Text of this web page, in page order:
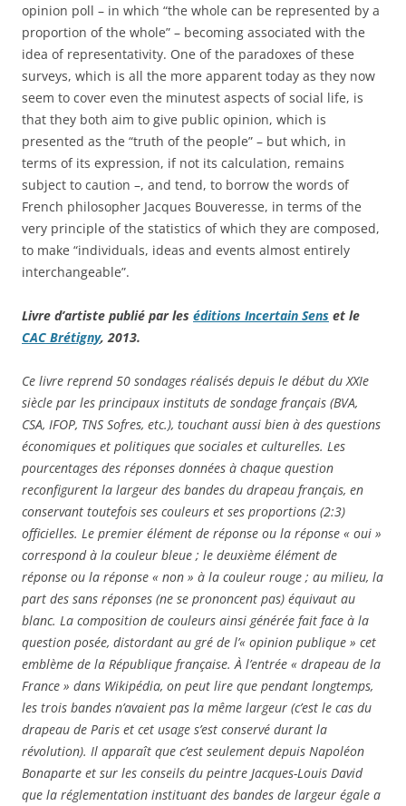
opinion poll – in which “the whole can be represented by a
proportion of the whole” – becoming associated with the
idea of representativity. One of the paradoxes of these
surveys, which is all the more apparent today as they now
seem to cover even the minutest aspects of social life, is
that they both aim to give public opinion, which is
presented as the “truth of the people” – but which, in
terms of its expression, if not its calculation, remains
subject to caution –, and tend, to borrow the words of
French philosopher Jacques Bouveresse, in terms of the
very principle of the statistics of which they are composed,
to make “individuals, ideas and events almost entirely
interchangeable”.
Livre d’artiste publié par les éditions Incertain Sens et le
CAC Brétigny, 2013.
Ce livre reprend 50 sondages réalisés depuis le début du XXIe
siècle par les principaux instituts de sondage français (BVA,
CSA, IFOP, TNS Sofres, etc.), touchant aussi bien à des questions
économiques et politiques que sociales et culturelles. Les
pourcentages des réponses données à chaque question
reconfigurent la largeur des bandes du drapeau français, en
conservant toutefois ses couleurs et ses proportions (2:3)
officielles. Le premier élément de réponse ou la réponse « oui »
correspond à la couleur bleue ; le deuxième élément de
réponse ou la réponse « non » à la couleur rouge ; au milieu, la
part des sans réponses (ne se prononcent pas) équivaut au
blanc. La composition de couleurs ainsi générée fait face à la
question posée, distordant au gré de l’« opinion publique » cet
emblème de la République française. À l’entrée « drapeau de la
France » dans Wikipédia, on peut lire que pendant longtemps,
les trois bandes n’avaient pas la même largeur (c’est le cas du
drapeau de Paris et cet usage s’est conservé durant la
révolution). Il apparaît que c’est seulement depuis Napoléon
Bonaparte et sur les conseils du peintre Jacques-Louis David
que la réglementation instituant des bandes de largeur égale a